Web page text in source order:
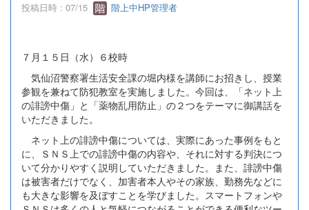
投稿日時 : 07/15 階上中HP管理者
７月１５日（水）６校時
気仙沼警察署生活安全課の堀内様を講師にお招きし、授業
参観を兼ねて防犯教室を実施しました。今回は、「ネット上
の誹謗中傷」と「薬物乱用防止」の２つをテーマに御講話を
いただきました。
ネット上の誹謗中傷については、実際にあった事例をもと
に、ＳＮＳ上での誹謗中傷の内容や、それに対する判決につ
いて分かりやすく説明していただきました。また、誹謗中傷
は被害者だけでなく、加害者本人やその家族、勤務先などに
も大きな影響を及ぼすことを学びました。スマートフォンや